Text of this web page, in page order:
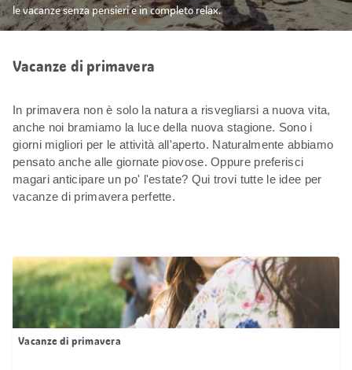
le vacanze senza pensieri e in completo relax.
Vacanze di primavera
In primavera non è solo la natura a risvegliarsi a nuova vita,
anche noi bramiamo la luce della nuova stagione. Sono i
giorni migliori per le attività all'aperto. Naturalmente abbiamo
pensato anche alle giornate piovose. Oppure preferisci
magari anticipare un po' l'estate? Qui trovi tutte le idee per
vacanze di primavera perfette.
Vacanze di primavera